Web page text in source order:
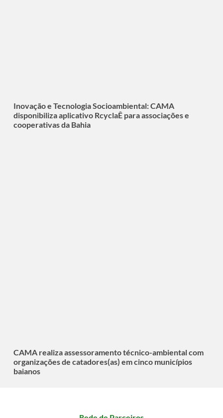
Inovação e Tecnologia Socioambiental: CAMA
disponibiliza aplicativo RcyclaÊ para associações e
cooperativas da Bahia
CAMA realiza assessoramento técnico-ambiental com
organizações de catadores(as) em cinco municípios
baianos